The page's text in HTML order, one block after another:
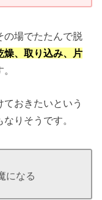
の場でたたんで脱
燥、取り込み、片
おきたいという
なりそうです。
になる